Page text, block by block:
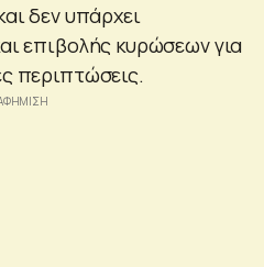
δεν υπάρχει
επιβολής κυρώσεων για
περιπτώσεις.